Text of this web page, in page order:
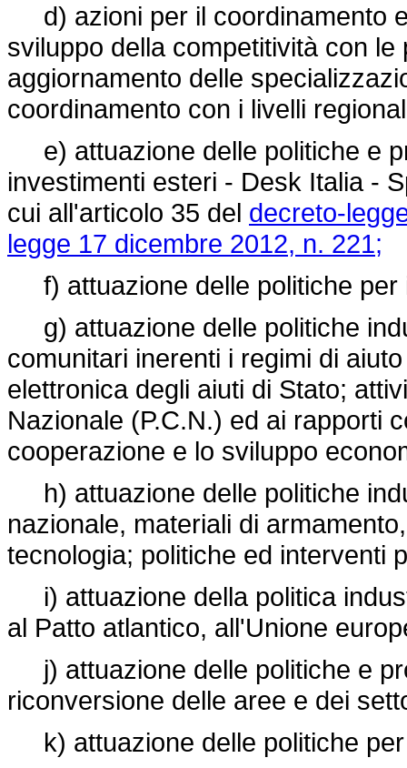
d) azioni per il coordinamento
sviluppo della competitività con
aggiornamento delle
coordinamento con i livelli
e) attuazione delle politiche e
investimenti esteri - Desk Italia -
cui all'articolo 35 del decreto-
legge 17 dicembre 2012, n. 221;
f) attuazione delle politiche per
g) attuazione delle politiche
comunitari inerenti i regimi di
elettronica degli aiuti di Stato;
Nazionale (P.C.N.) ed ai rapporti
cooperazione e lo sviluppo
h) attuazione delle politiche
nazionale, materiali di
tecnologia; politiche ed interventi
i) attuazione della politica
al Patto atlantico, all'Unione
j) attuazione delle politiche e
riconversione delle aree e dei
k) attuazione delle politiche